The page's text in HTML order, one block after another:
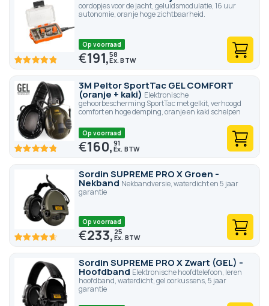
oordopjes voor de jacht, geluidsmodulatie, 16 uur
autonomie, oranje hoge zichtbaarheid.
Op voorraad
€191,58
3M Peltor SportTac GEL COMFORT
(oranje + kaki) Elektronische
gehoorbescherming SportTac met gelkit, verhoogd
comfort en hoge demping, oranje en kaki schelpen
Op voorraad
€160,91
Sordin SUPREME PRO X Groen -
Nekband Nekbandversie, waterdicht en 5 jaar
garantie
Op voorraad
€233, 25
Sordin SUPREME PRO X Zwart (GEL) -
Hoofdband Elektronische hoofdtelefoon, leren
hoofdband, waterdicht, gel oorkussens, 5 jaar
garantie